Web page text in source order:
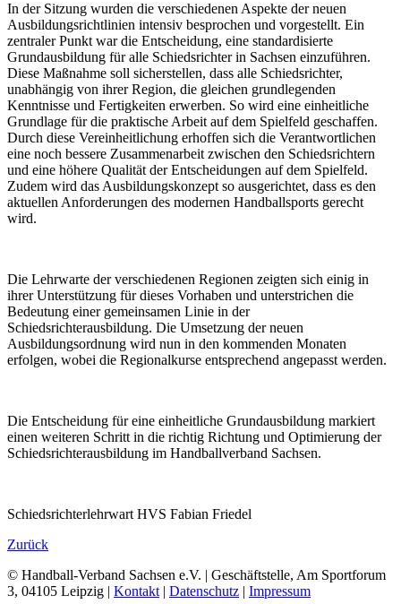
In der Sitzung wurden die verschiedenen Aspekte der neuen
Ausbildungsrichtlinien intensiv besprochen und vorgestellt. Ein
zentraler Punkt war die Entscheidung, eine standardisierte
Grundausbildung für alle Schiedsrichter in Sachsen einzuführen.
Diese Maßnahme soll sicherstellen, dass alle Schiedsrichter,
unabhängig von ihrer Region, die gleichen grundlegenden
Kenntnisse und Fertigkeiten erwerben. So wird eine einheitliche
Grundlage für die praktische Arbeit auf dem Spielfeld geschaffen.
Durch diese Vereinheitlichung erhoffen sich die Verantwortlichen
eine noch bessere Zusammenarbeit zwischen den Schiedsrichtern
und eine höhere Qualität der Entscheidungen auf dem Spielfeld.
Zudem wird das Ausbildungskonzept so ausgerichtet, dass es den
aktuellen Anforderungen des modernen Handballsports gerecht
wird.
Die Lehrwarte der verschiedenen Regionen zeigten sich einig in
ihrer Unterstützung für dieses Vorhaben und unterstrichen die
Bedeutung einer gemeinsamen Linie in der
Schiedsrichterausbildung. Die Umsetzung der neuen
Ausbildungsordnung wird nun in den kommenden Monaten
erfolgen, wobei die Regionalkurse entsprechend angepasst werden.
Die Entscheidung für eine einheitliche Grundausbildung markiert
einen weiteren Schritt in die richtig Richtung und Optimierung der
Schiedsrichterausbildung im Handballverband Sachsen.
Schiedsrichterlehrwart HVS Fabian Friedel
Zurück
© Handball-Verband Sachsen e.V. | Geschäftstelle, Am Sportforum
3, 04105 Leipzig | Kontakt| Datenschutz | Impressum